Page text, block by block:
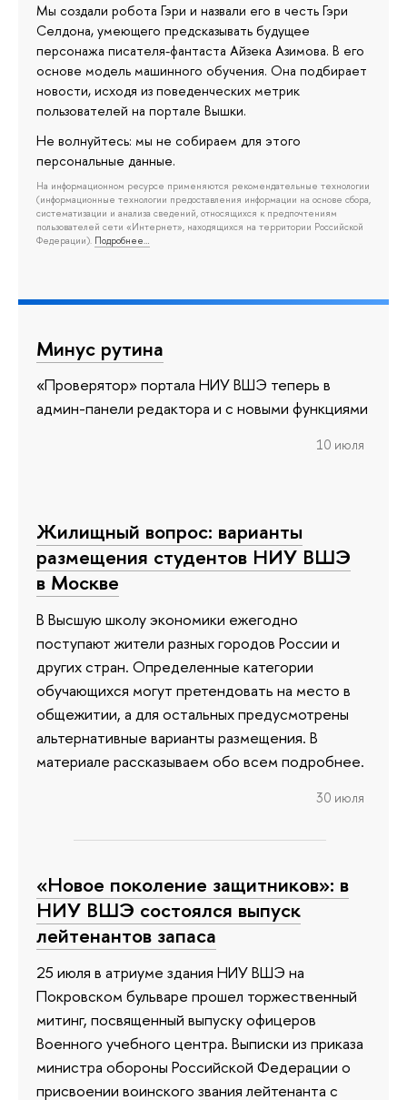
Мы создали робота Гэри и назвали его в честь Гэри
Селдона, умеющего предсказывать будущее
персонажа писателя-фантаста Айзека Азимова. В его
основе модель машинного обучения. Она подбирает
новости, исходя из поведенческих метрик
пользователей на портале Вышки.
Не волнуйтесь: мы не собираем для этого
персональные данные.
На информационном ресурсе применяются рекомендательные технологии
(информационные технологии предоставления информации на основе сбора,
систематизации и анализа сведений, относящихся к предпочтениям
пользователей сети «Интернет», находящихся на территории Российской
Федерации). Подробнее…
Минус рутина
«Проверятор» портала НИУ ВШЭ теперь в
админ-панели редактора и с новыми функциями
10 июля
Жилищный вопрос: варианты
размещения студентов НИУ ВШЭ
в Москве
В Высшую школу экономики ежегодно
поступают жители разных городов России и
других стран. Определенные категории
обучающихся могут претендовать на место в
общежитии, а для остальных предусмотрены
альтернативные варианты размещения. В
материале рассказываем обо всем подробнее.
30 июля
«Новое поколение защитников»: в
НИУ ВШЭ состоялся выпуск
лейтенантов запаса
25 июля в атриуме здания НИУ ВШЭ на
Покровском бульваре прошел торжественный
митинг, посвященный выпуску офицеров
Военного учебного центра. Выписки из приказа
министра обороны Российской Федерации о
присвоении воинского звания лейтенанта с